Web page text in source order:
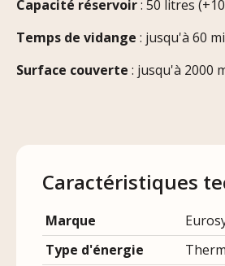
Capacité réservoir: 50 litres
Temps de vidange : jusqu'à 60
Surface couverte : jusqu'à 2000
Caractéristiques
Marque
Type d'énergie